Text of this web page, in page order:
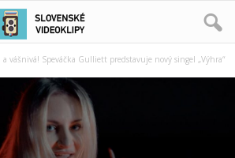
a vášnivá! Speváčka Gulliett predstavuje nový singel „Výhra“